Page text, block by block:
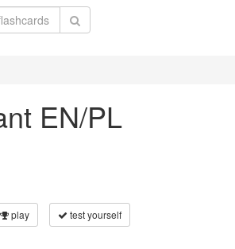
EN/PL
play test yourself